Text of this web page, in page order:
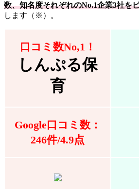
数、知名度それぞれのNo.1企業3社を
します（※）。
口コミ数No,1！
しんぷる保
育
Google口コミ数：
246件/4.9点